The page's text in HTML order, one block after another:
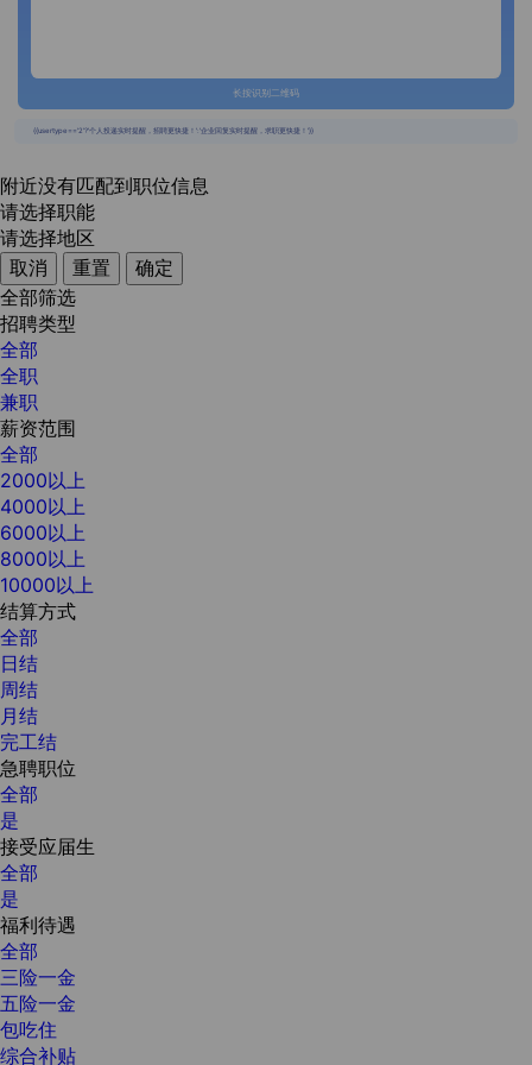
长按识别二维码
{{usertype=='2'?'个人投递实时提醒，招聘更快捷！':'企业回复实时提醒，求职更快捷！'}}
附近没有匹配到职位信息
请选择职能
请选择地区
取消
重置
确定
全部筛选
招聘类型
全部
全职
兼职
薪资范围
全部
2000以上
4000以上
6000以上
8000以上
10000以上
结算方式
全部
日结
周结
月结
完工结
急聘职位
全部
是
接受应届生
全部
是
福利待遇
全部
三险一金
五险一金
包吃住
综合补贴